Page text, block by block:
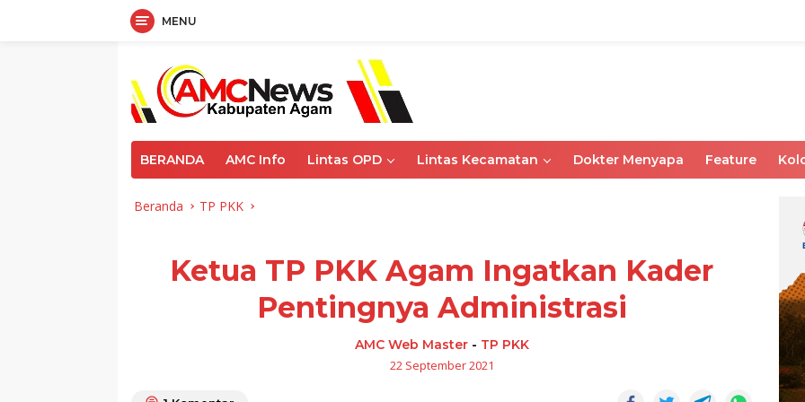
MENU
BERANDA AMC Info Lintas OPD Lintas Kecamatan Dokter Menyapa Feature
Beranda TP PKK
Ketua TP PKK Agam Ingatkan Kader
Pentingnya Administrasi
AMC Web Master- TP PKK
22 September 2021